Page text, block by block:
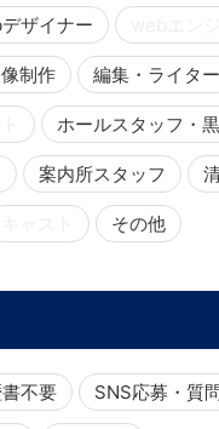
ザイナー
制作 編集・ライター
ホールスタッフ・
案内所スタッフ
その他
不要 SNS応募・質